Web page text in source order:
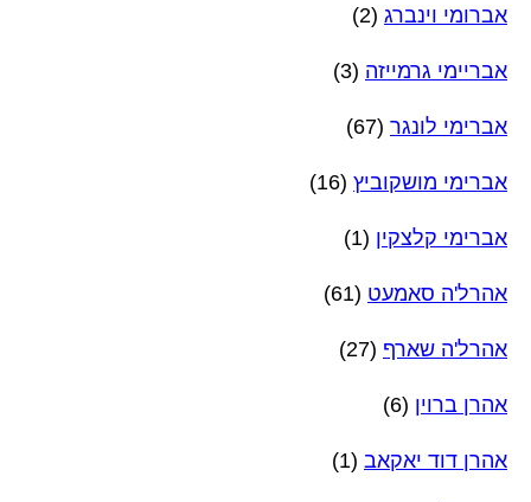
אברומי וינברג (2)
אבריימי גרמייזה (3)
אברימי לונגר (67)
אברימי מושקוביץ (16)
אברימי קלצקין (1)
אהרל'ה סאמעט (61)
אהרל'ה שארף (27)
אהרן ברוין (6)
אהרן דוד יאקאב (1)